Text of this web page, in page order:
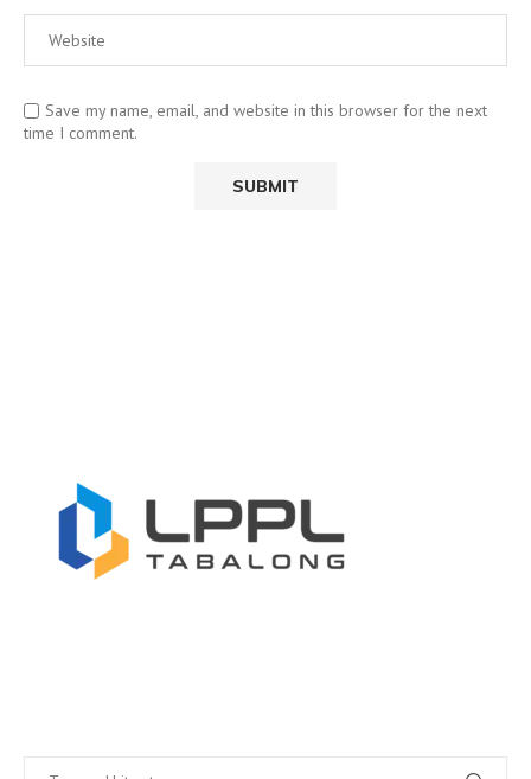
Save my name, email, and website in this browser for the next
time I comment.